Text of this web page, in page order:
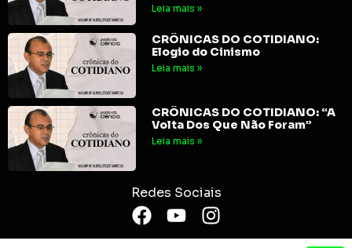
Leia mais »
CRÔNICAS DO COTIDIANO:
Elogio do Cinismo
Leia mais »
CRÔNICAS DO COTIDIANO: “A
Volta Dos Que Não Foram”
Leia mais »
Redes Sociais